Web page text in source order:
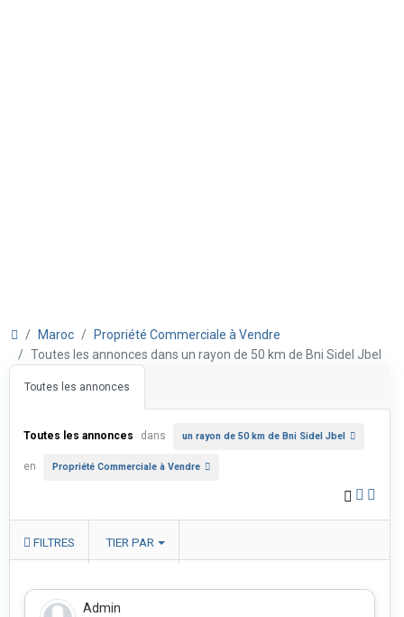
Maroc
Propriété Commerciale à Vendre
Toutes les annonces dans un rayon de 50 km de Bni Sidel Jbel
Toutes les annonces
Toutes les annonces dans un rayon de 50 km de Bni Sidel Jbel
en Propriété Commerciale à Vendre
FILTRES TIER PAR
Admin